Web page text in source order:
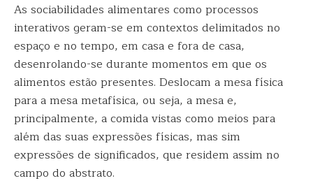
As sociabilidades alimentares como processos
interativos geram-se em contextos delimitados no
espaço e no tempo, em casa e fora de casa,
desenrolando-se durante momentos em que os
alimentos estão presentes. Deslocam a mesa física
para a mesa metafísica, ou seja, a mesa e,
principalmente, a comida vistas como meios para
além das suas expressões físicas, mas sim
expressões de significados, que residem assim no
campo do abstrato.